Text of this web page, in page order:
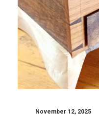
November 12, 2025